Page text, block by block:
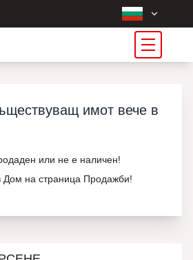
имот вече в
или не е наличен!
Дом на страница Продажби!